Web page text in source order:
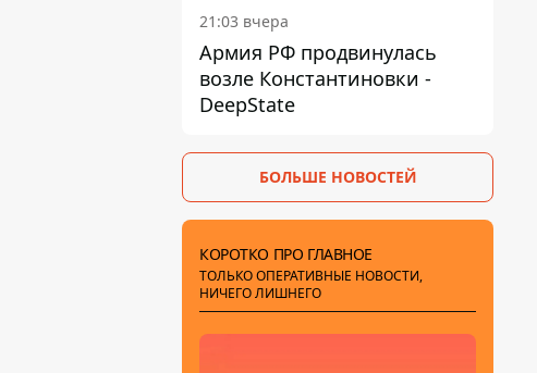
21:03 вчера
Армия РФ продвинулась
возле Константиновки -
DeepState
БОЛЬШЕ НОВОСТЕЙ
КОРОТКО ПРО ГЛАВНОЕ
ТОЛЬКО ОПЕРАТИВНЫЕ НОВОСТИ,
НИЧЕГО ЛИШНЕГО